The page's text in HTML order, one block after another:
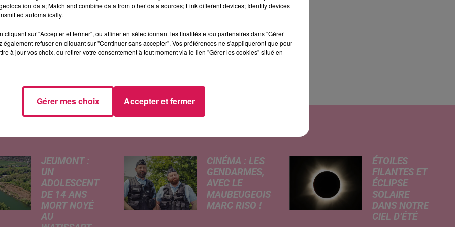
tombés à terre à Cartignies, dans le Cœur de
a notamment été coupée à la circulation durant
dégâts ont aussi été constatés au niveau des
JEUMONT :
UN
ADOLESCENT
DE 14 ANS
MORT NOYÉ
AU
CINÉMA : LES
GENDARMES,
AVEC LE
MAUBEUGEOIS
MARC RISO !
ÉTOILES
FILANTES ET
ÉCLIPSE
SOLAIRE
DANS NOTRE
CIEL D’ÉTÉ
data; Match and combine data from other data sources; Link different devices; Identify devices
automatically.
cliquant sur "Accepter et fermer", ou affiner en sélectionnant les finalités et/ou partenaires dans "Gérer
également refuser en cliquant sur "Continuer sans accepter". Vos préférences ne s'appliqueront que pour
à jour vos choix, ou retirer votre consentement à tout moment via le lien "Gérer les cookies" situé en
Gérer mes choix Accepter et fermer